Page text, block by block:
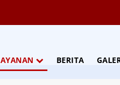
BERITA